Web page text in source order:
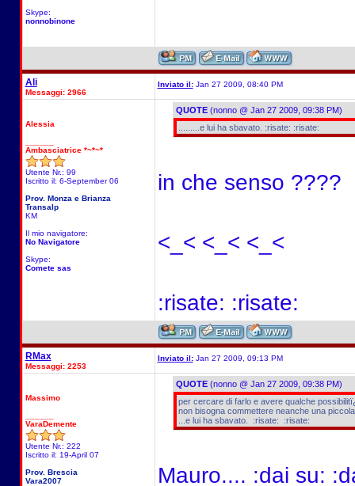
Skype:
nonnobinone
Ali
Messaggi: 2966
Inviato il:Jan 27 2009, 08:40 PM
Alessia
Ambasciatrice *~*~*
Utente Nr.: 99
Iscritto il: 6-September 06
Prov. Monza e Brianza
Transalp
KM
Il mio navigatore:
No Navigatore
Skype:
Comete sas
QUOTE(nonno @ Jan 27 2009, 09:38 PM)
.........e lui ha sbavato. :risate: :risate:
in che senso ????
<_< <_< <_<
:risate: :risate:
RMax
Messaggi: 2253
Inviato il:Jan 27 2009, 09:13 PM
Massimo
VaraDemente
Utente Nr.: 222
Iscritto il: 19-April 07
Prov. Brescia
Vara2007
QUOTE(nonno @ Jan 27 2009, 09:38 PM)
per cercare di farlo e avere qualche
non bisogna commettere neanche una
...e lui ha sbavato. :risate: :risate:
Mauro.... :dai su: